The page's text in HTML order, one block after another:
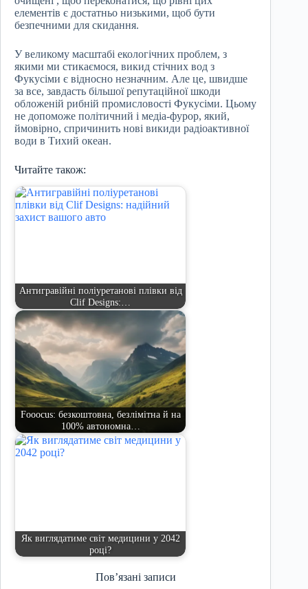
елементів є достатньо низькими, щоб бути
безпечними для скидання.
У великому масштабі екологічних проблем, з
якими ми стикаємося, викид стічних вод з
Фукусіми є відносно незначним. Але це, швидше
за все, завдасть більшої репутаційної шкоди
обложеній рибній промисловості Фукусіми. Цьому
не допоможе політичний і медіа-фурор, який,
ймовірно, спричинить нові викиди радіоактивної
води в Тихий океан.
Читайте також:
Антигравійні поліуретанові плівки від
Clif Designs:…
Fooocus: безкоштовна, безлімітна й на
100% автономна…
Як виглядатиме світ медицини у 2042
році?
Пов’язані записи